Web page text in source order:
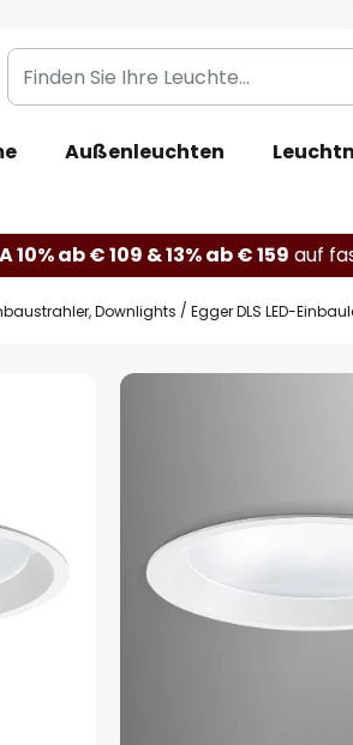
Finden
Sie
Leuchte...Außenleuchten
10% ab € 109 & 13% ab € 159 auf
Downlights Egger DLS LED-